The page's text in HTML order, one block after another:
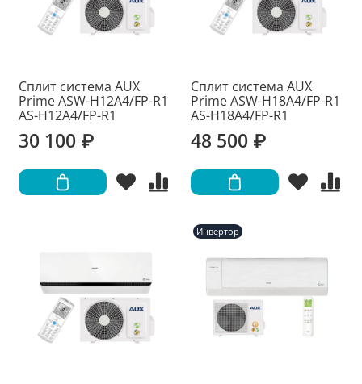
Сплит система AUX
Prime ASW-H12A4/FP-R1
AS-H12A4/FP-R1
30 100 ₽
Сплит система AUX
Prime ASW-H18A4/FP-R1
AS-H18A4/FP-R1
48 500 ₽
Инвертор